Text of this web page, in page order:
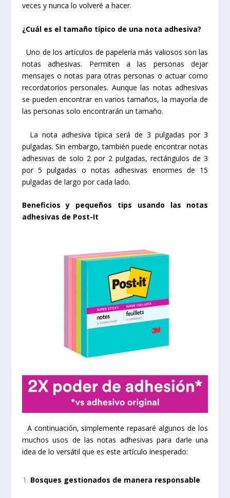
veces y nunca lo volveré a hacer.
¿Cuál es el tamaño típico de una nota adhesiva?
Uno de los artículos de papelería más valiosos son las
notas adhesivas. Permiten a las personas dejar
mensajes o notas para otras personas o actuar como
recordatorios personales. Aunque las notas adhesivas
se pueden encontrar en varios tamaños, la mayoría de
las personas solo encontrarán un tamaño.
La nota adhesiva típica será de 3 pulgadas por 3
pulgadas. Sin embargo, también puede encontrar notas
adhesivas de solo 2 por 2 pulgadas, rectángulos de 3
por 5 pulgadas o notas adhesivas enormes de 15
pulgadas de largo por cada lado.
Beneficios y pequeños tips usando las notas
adhesivas de Post-It
A continuación, simplemente repasaré algunos de los
muchos usos de las notas adhesivas para darle una
idea de lo versátil que es este artículo inesperado:
Bosques gestionados de manera responsable